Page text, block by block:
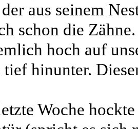
aus seinem
schon die
hoch auf
hinunter.
Woche